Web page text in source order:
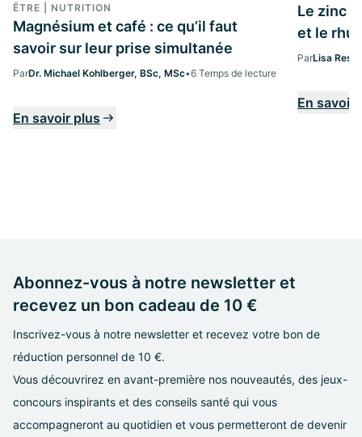
ÊTRE | NUTRITION
Magnésium et café : ce qu’il faut
savoir sur leur prise simultanée
ParDr. Michael Kohlberger, BSc, MSc•6 Temps de lecture
En savoir plus
Le zinc
et le
ParLisa
En savoir
Abonnez-vous à notre newsletter et
recevez un bon cadeau de 10 €
Inscrivez-vous à notre newsletter et recevez votre bon de
réduction personnel de 10 €.
Vous découvrirez en avant-première nos nouveautés, des jeux-
concours inspirants et des conseils santé qui vous
accompagneront au quotidien et vous permetteront de devenir